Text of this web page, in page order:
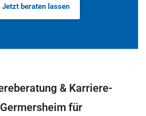
Jetzt beraten lassen
& Karriere-
für